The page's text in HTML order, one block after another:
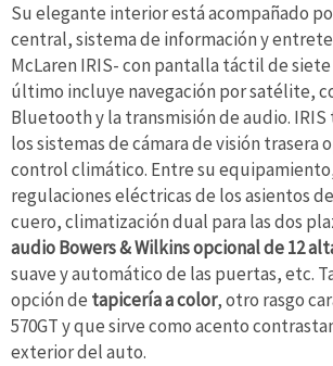
Su elegante interior está acompañado
central, sistema de información y
McLaren IRIS- con pantalla táctil de
último incluye navegación por satélite,
Bluetooth y la transmisión de audio.
los sistemas de cámara de visión trasera
control climático. Entre su
regulaciones eléctricas de los asientos
cuero, climatización dual para las dos
audio Bowers & Wilkins opcional de 12
suave y automático de las puertas, etc.
opción de tapicería a color, otro rasgo
570GT y que sirve como acento
exterior del auto.